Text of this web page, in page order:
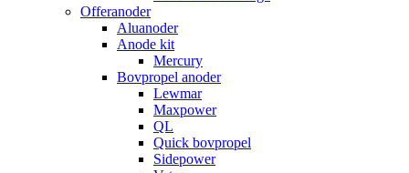
Offeranoder
Aluanoder
Anode kit
Mercury
Bovpropel anoder
Lewmar
Maxpower
QL
Quick bovpropel
Sidepower